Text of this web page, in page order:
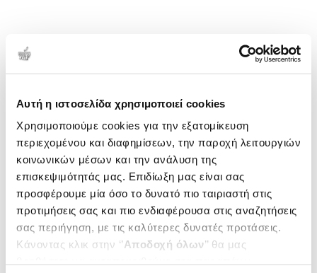
Αυτή η ιστοσελίδα χρησιμοποιεί cookies
Χρησιμοποιούμε cookies για την εξατομίκευση
περιεχομένου και διαφημίσεων, την παροχή λειτουργιών
κοινωνικών μέσων και την ανάλυση της
επισκεψιμότητάς μας. Επιδίωξη μας είναι σας
προσφέρουμε μία όσο το δυνατό πιο ταιριαστή στις
προτιμήσεις σας και πιο ενδιαφέρουσα στις αναζητήσεις
σας περιήγηση, με τις καλύτερες δυνατές προτάσεις.
Κάνοντας κλικ στην ‘’Αποδοχή όλων’’ θα μας